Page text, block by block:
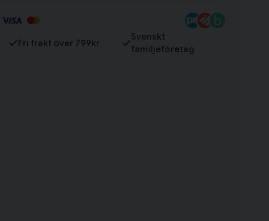
Fri frakt över 799kr
Svenskt
familjeföretag